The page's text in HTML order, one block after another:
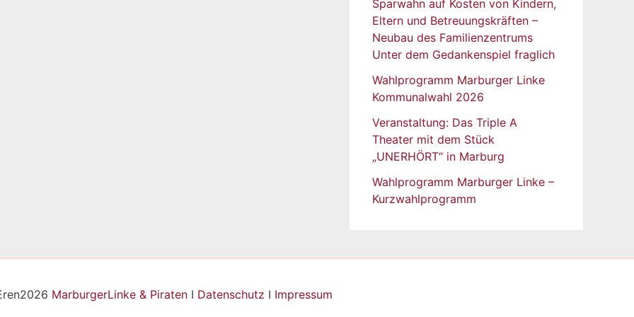
Sparwahn auf Kosten von Kindern,
Eltern und Betreuungskräften –
Neubau des Familienzentrums
Unter dem Gedankenspiel fraglich
Wahlprogramm Marburger Linke
Kommunalwahl 2026
Veranstaltung: Das Triple A
Theater mit dem Stück
„UNERHÖRT“ in Marburg
Wahlprogramm Marburger Linke –
Kurzwahlprogramm
MarburgerLinke & PiratenI Datenschutz I Impressum